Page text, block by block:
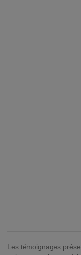
Les témoignages